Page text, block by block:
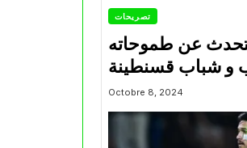
تصريحات
عن طموحاته
و شباب قسنطينة
Octobre 8, 2024